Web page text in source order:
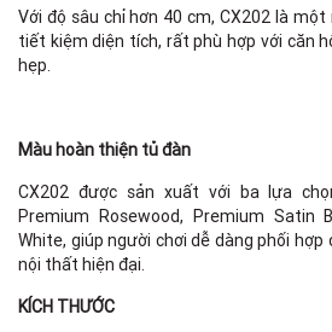
Với độ sâu chỉ hơn 40 cm, CX202 là
tiết kiệm diện tích, rất phù hợp với căn
hẹp.
Màu hoàn thiện tủ đàn
CX202 được sản xuất với ba lựa
Premium Rosewood, Premium Satin
White, giúp người chơi dễ dàng phối hợp
nội thất hiện đại.
KÍCH THƯỚC